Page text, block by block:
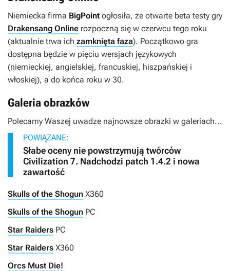
Niemiecka firma BigPoint ogłosiła, że otwarte beta testy gry
Drakensang Online rozpoczną się w czerwcu tego roku
(aktualnie trwa ich zamknięta faza). Początkowo gra
dostępna będzie w pięciu wersjach językowych
(niemieckiej, angielskiej, francuskiej, hiszpańskiej i
włoskiej), a do końca roku w 30.
Galeria obrazków
Polecamy Waszej uwadze najnowsze obrazki w galeriach...
POWIĄZANE:
Słabe oceny nie powstrzymują twórców
Civilization 7. Nadchodzi patch 1.4.2 i nowa
zawartość
Skulls of the Shogun X360
Skulls of the Shogun PC
Star Raiders PC
Star Raiders X360
Orcs Must Die!